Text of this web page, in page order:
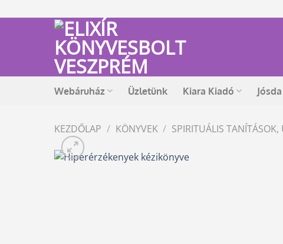
to
Webáruház Üzletünk Kiara Kiadó Jósda
KEZDŐLAP / KÖNYVEK / SPIRITUÁLIS